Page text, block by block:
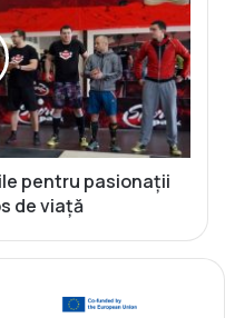
pentru pasionaţii
de viață